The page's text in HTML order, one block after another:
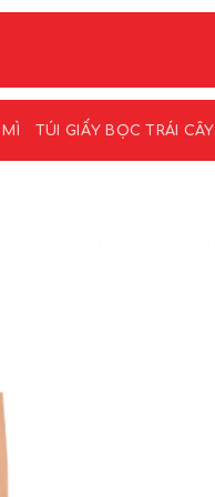
TÚI GIẤY BỌC TRÁI CÂY